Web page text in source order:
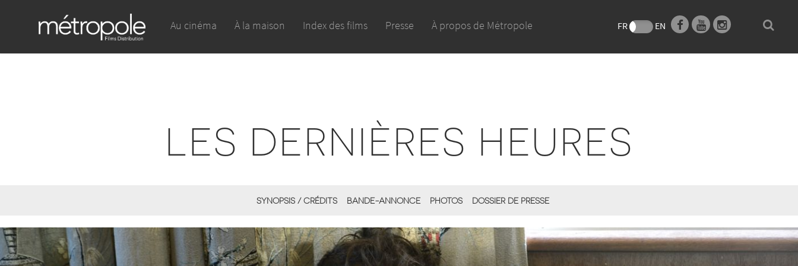
Au cinéma À la maison Index des films Presse À propos de Métropole FR EN
LES DERNIÈRES HEURES
SYNOPSIS / CRÉDITS BANDE-ANNONCE PHOTOS DOSSIER DE PRESSE